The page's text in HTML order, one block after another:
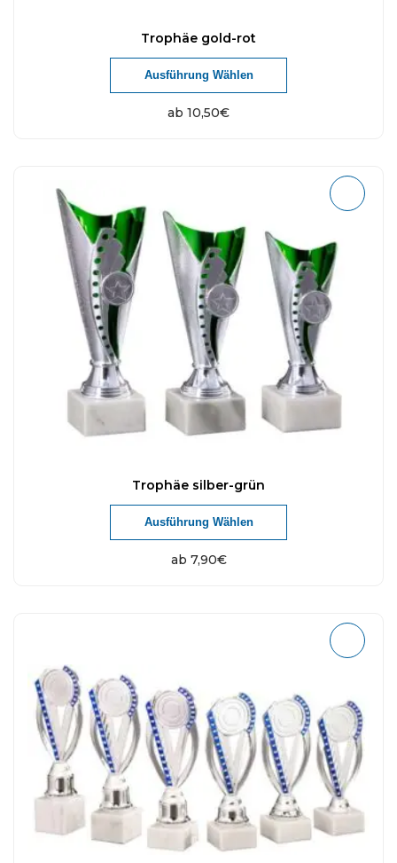
Trophäe gold-rot
ab 10,50€
Ausführung Wählen
Trophäe silber-grün
ab 7,90€
Ausführung Wählen